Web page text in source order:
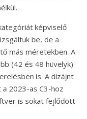
képviselő
be, de a
más méretekben. A
(42 és 48 hüvelyk)
is. A dizájnt
2023-as C3-hoz
is sokat fejlődött